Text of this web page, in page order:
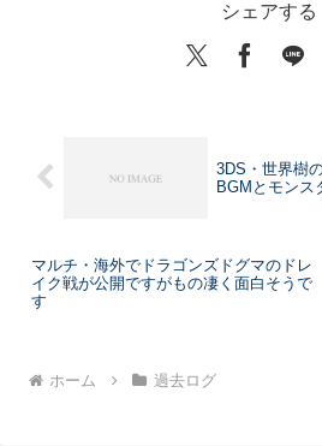
シェアする
3DS・世界樹
BGMとモンス
マルチ・海外でドラゴンズドグマのドレ
イク戦が公開ですがもの凄く面白そうで
す
ホーム 過去ログ